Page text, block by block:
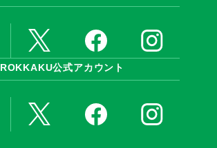
ROKKAKU公式アカウント